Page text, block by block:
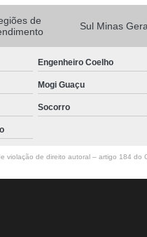
de
Sul Minas
Engenheiro Coelho
Mogi Guaçu
Socorro
violação de direito autoral – artigo 184 do